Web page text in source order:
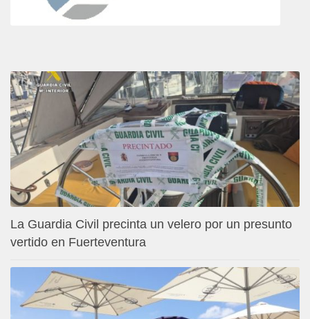
La Guardia Civil precinta un velero por un presunto
vertido en Fuerteventura